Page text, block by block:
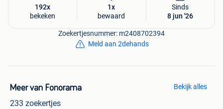
192x
bekeken
1x
bewaard
Sinds
8 jun '26
Zoekertjesnummer: m2408702394
Meld aan 2dehands
Meer van Fonorama
233 zoekertjes
Bekijk alles